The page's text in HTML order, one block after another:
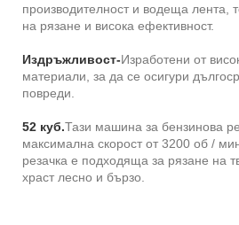
производителност и водеща лента,
на рязане и висока ефективност.
Издръжливост-Изработени от
материали, за да се осигури
повреди.
52 куб.Тази машина за бензинова
максимална скорост от 3200 об /
резачка е подходяща за рязане на
храст лесно и бързо.